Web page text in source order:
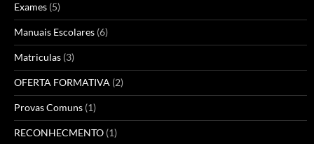
Exames (5)
Manuais Escolares (6)
Matriculas (3)
OFERTA FORMATIVA (2)
Provas Comuns (1)
RECONHECMENTO (1)